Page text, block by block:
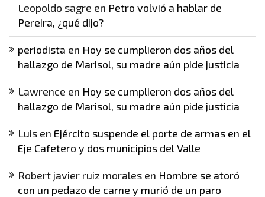
Leopoldo sagre en Petro volvió a hablar de
Pereira, ¿qué dijo?
periodista en Hoy se cumplieron dos años del
hallazgo de Marisol, su madre aún pide justicia
Lawrence en Hoy se cumplieron dos años del
hallazgo de Marisol, su madre aún pide justicia
Luis en Ejército suspende el porte de armas en el
Eje Cafetero y dos municipios del Valle
Robert javier ruiz morales en Hombre se atoró
con un pedazo de carne y murió de un paro